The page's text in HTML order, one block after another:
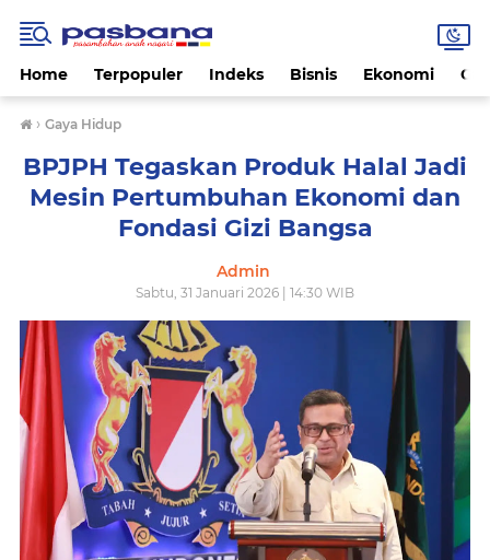
Home Terpopuler Indeks Bisnis Ekonomi
› Gaya Hidup
BPJPH Tegaskan Produk Halal Jadi
Mesin Pertumbuhan Ekonomi dan
Fondasi Gizi Bangsa
Admin
Sabtu, 31 Januari 2026 | 14:30 WIB